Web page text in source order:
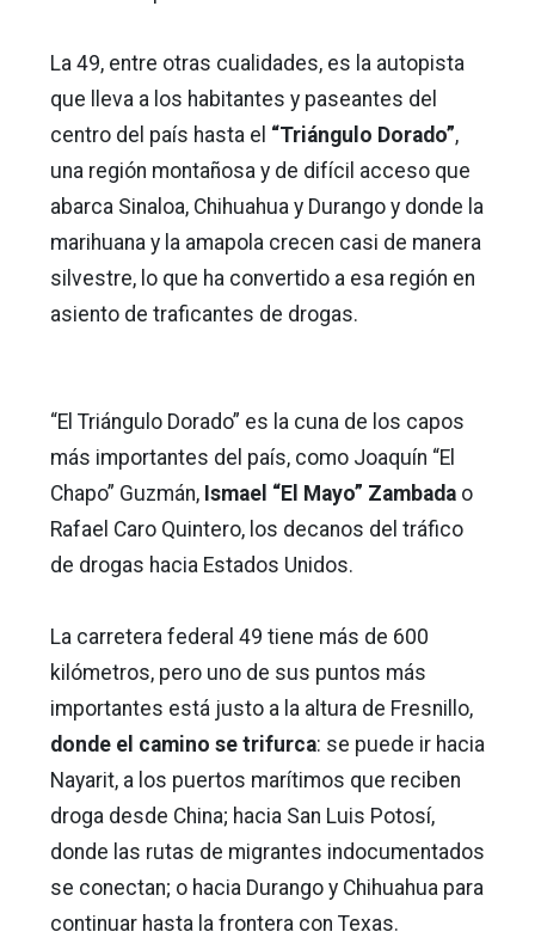
La 49, entre otras cualidades, es la autopista
que lleva a los habitantes y paseantes del
centro del país hasta el “Triángulo Dorado”,
una región montañosa y de difícil acceso que
abarca Sinaloa, Chihuahua y Durango y donde la
marihuana y la amapola crecen casi de manera
silvestre, lo que ha convertido a esa región en
asiento de traficantes de drogas.
“El Triángulo Dorado” es la cuna de los capos
más importantes del país, como Joaquín “El
Chapo” Guzmán, Ismael “El Mayo” Zambada o
Rafael Caro Quintero, los decanos del tráfico
de drogas hacia Estados Unidos.
La carretera federal 49 tiene más de 600
kilómetros, pero uno de sus puntos más
importantes está justo a la altura de Fresnillo,
donde el camino se trifurca: se puede ir hacia
Nayarit, a los puertos marítimos que reciben
droga desde China; hacia San Luis Potosí,
donde las rutas de migrantes indocumentados
se conectan; o hacia Durango y Chihuahua para
continuar hasta la frontera con Texas.